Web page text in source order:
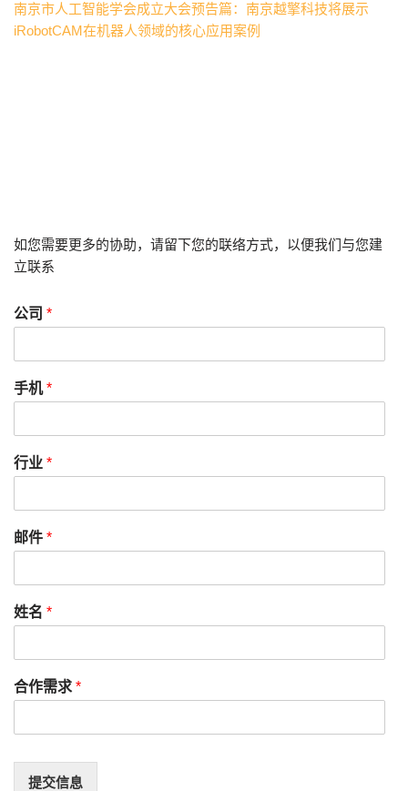
南京市人工智能学会成立大会预告篇：南京越擎科技将展示
iRobotCAM在机器人领域的核心应用案例
如您需要更多的协助，请留下您的联络方式，以便我们与您建
立联系
公司 *
手机*
行业 *
邮件 *
姓名 *
合作需求 *
提交信息